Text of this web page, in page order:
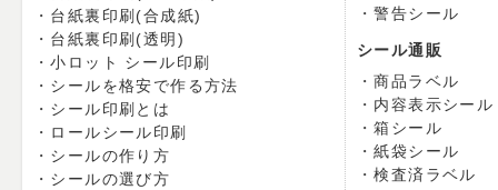
台紙裏印刷(合成紙)
台紙裏印刷(透明)
小ロット シール印刷
シールを格安で作る方法
シール印刷とは
ロールシール印刷
シールの作り方
シールの選び方
警告シール
シール通販
商品ラベル
内容表示シール
箱シール
紙袋シール
検査済ラベル